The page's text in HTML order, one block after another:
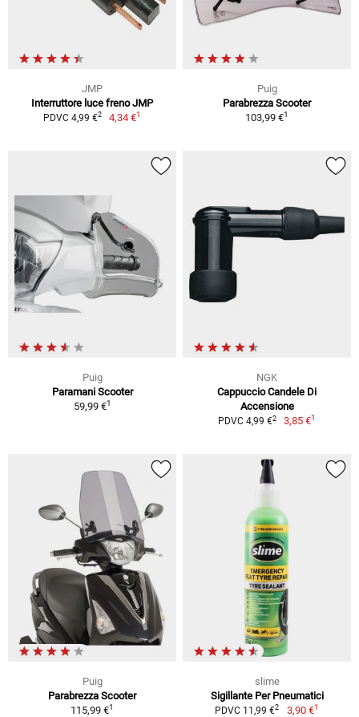
JMP
Interruttore luce freno JMP
PDVC 4,99 €2 4,34 €1
Puig
Parabrezza Scooter
103,99 €1
Puig
Paramani Scooter
59,99 €1
NGK
Cappuccio Candele Di
Accensione
PDVC 4,99 €2 3,85 €1
Puig
Parabrezza Scooter
115,99 €1
slime
Sigillante Per Pneumatici
PDVC 11,99 €2 3,90 €1